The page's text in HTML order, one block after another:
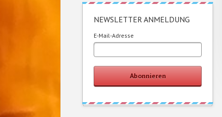
NEWSLETTER ANMELDUNG
E-Mail-Adresse
Abonnieren